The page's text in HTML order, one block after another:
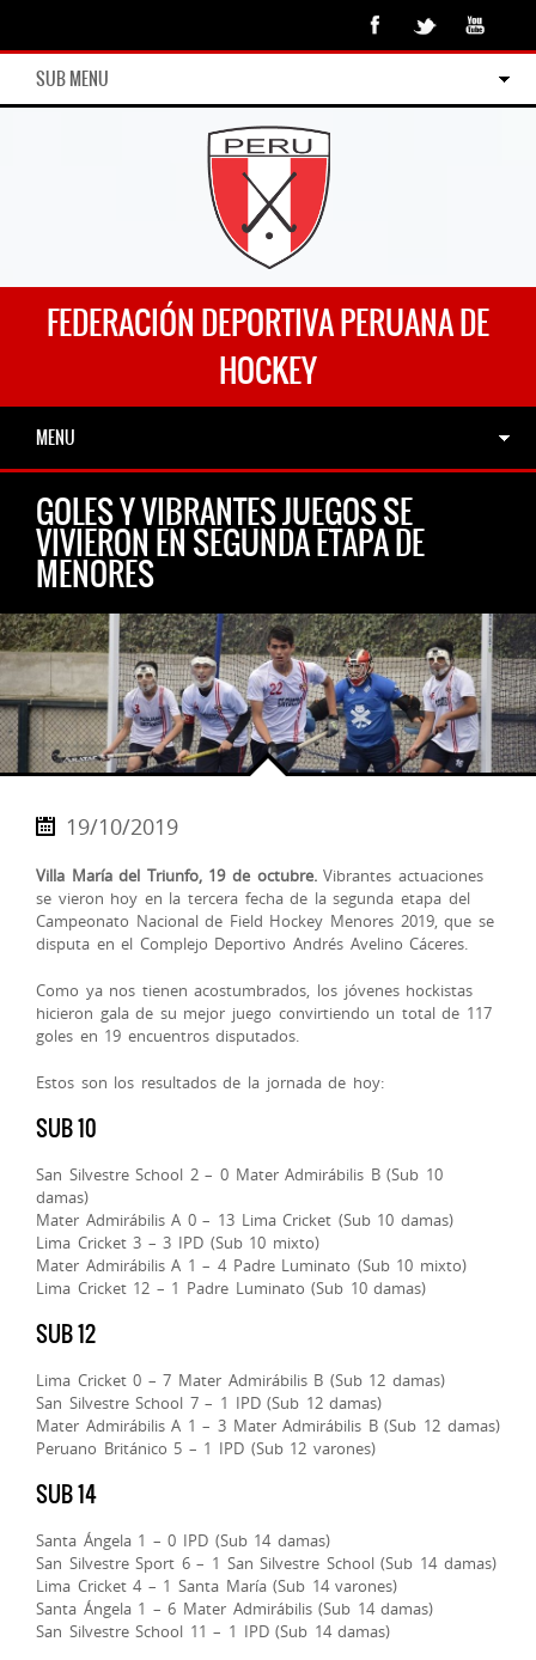
SUB MENU
FEDERACIÓN DEPORTIVA PERUANA DE
HOCKEY
MENU
GOLES Y VIBRANTES JUEGOS SE
VIVIERON EN SEGUNDA ETAPA DE
MENORES
19/10/2019
Villa María del Triunfo, 19 de octubre.Vibrantes actuaciones
se vieron hoy en la tercera fecha de la segunda etapa del
Campeonato Nacional de Field Hockey Menores 2019, que se
disputa en el Complejo Deportivo Andrés Avelino Cáceres.
Como ya nos tienen acostumbrados, los jóvenes hockistas
hicieron gala de su mejor juego convirtiendo un total de 117
goles en 19 encuentros disputados.
Estos son los resultados de la jornada de hoy:
SUB 10
San Silvestre School 2 – 0 Mater Admirábilis B (Sub 10
damas)
Mater Admirábilis A 0 – 13 Lima Cricket (Sub 10 damas)
Lima Cricket 3 – 3 IPD (Sub 10 mixto)
Mater Admirábilis A 1 – 4 Padre Luminato (Sub 10 mixto)
Lima Cricket 12 – 1 Padre Luminato (Sub 10 damas)
SUB 12
Lima Cricket 0 – 7 Mater Admirábilis B (Sub 12 damas)
San Silvestre School 7 – 1 IPD (Sub 12 damas)
Mater Admirábilis A 1 – 3 Mater Admirábilis B (Sub 12 damas)
Peruano Británico 5 – 1 IPD (Sub 12 varones)
SUB 14
Santa Ángela 1 – 0 IPD (Sub 14 damas)
San Silvestre Sport 6 – 1 San Silvestre School (Sub 14 damas)
Lima Cricket 4 – 1 Santa María (Sub 14 varones)
Santa Ángela 1 – 6 Mater Admirábilis (Sub 14 damas)
San Silvestre School 11 – 1 IPD (Sub 14 damas)